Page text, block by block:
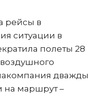
рейсы в
ситуации в
полеты 28
дважды
на маршрут –